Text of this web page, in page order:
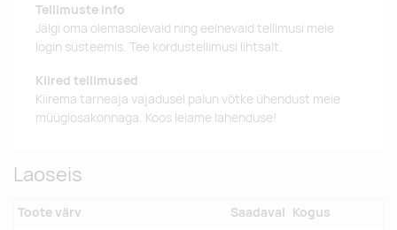
Tellimuste info
Jälgi oma olemasolevaid ning eelnevaid tellimusi meie
login süsteemis. Tee kordustellimusi lihtsalt.
Kiired tellimused
Kiirema tarneaja vajadusel palun võtke ühendust meie
müügiosakonnaga. Koos leiame lahenduse!
Laoseis
Toote värv Saadaval Kogus